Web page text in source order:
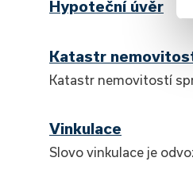
Hypoteční úvěr
Katastr
Katastr nemovitostí
Vinkulace
Slovo vinkulace je